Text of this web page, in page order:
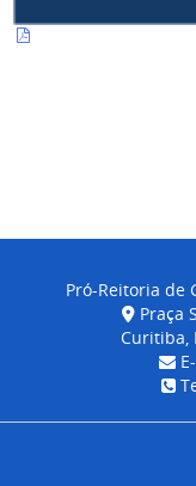
Pró-Reitoria de
Praça
Curitiba,